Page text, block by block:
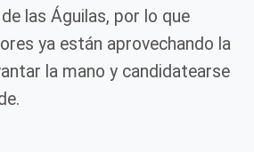
las Águilas, por lo que
ya están aprovechando la
la mano y candidatearse